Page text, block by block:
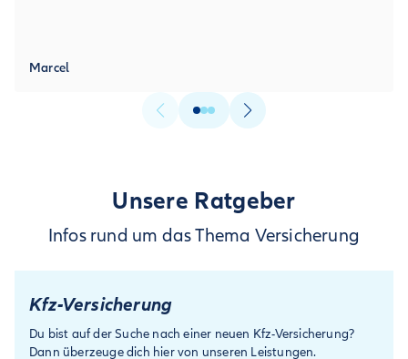
Marcel
Unsere Ratgeber
Infos rund um das Thema Versicherung
Kfz-Versicherung
Du bist auf der Suche nach einer neuen Kfz-Versicherung?
Dann überzeuge dich hier von unseren Leistungen.